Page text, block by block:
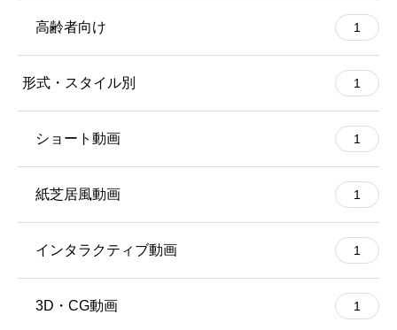
高齢者向け 1
形式・スタイル別 1
ショート動画 1
紙芝居風動画 1
インタラクティブ動画 1
3D・CG動画 1